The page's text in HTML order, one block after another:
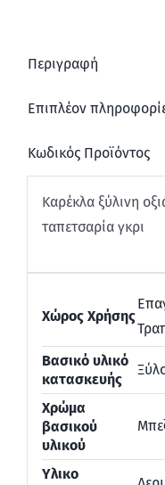
Περιγραφή
Επιπλέον
Κωδικός Προϊόντος
Καρέκλα ξύλινη
ταπετσαρία γκρι
Χώρος Χρήσης
Βασικό υλικό
κατασκευής
Χρώμα
βασικού
υλικού
Υλικο